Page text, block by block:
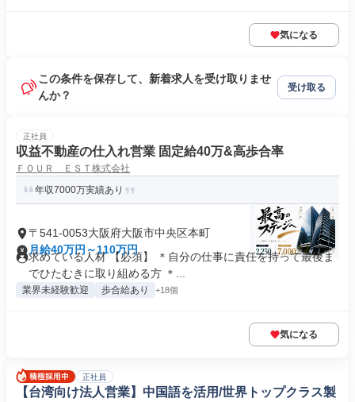
気になる
この条件を保存して、新着求人を受け取りませ
んか？
受け取る
正社員
収益不動産の仕入れ営業 固定給40万&高歩合率
ＦＯＵＲ ＥＳＴ株式会社
年収7000万実績あり
〒541-0053大阪府大阪市中央区本町
月給40万円～110万円
求めている人材 【必須】 ＊自分の仕事に責任を持って最後ま
でひたむきに取り組める方 ＊...
業界未経験歓迎 歩合給あり +18個
気になる
正社員
【台湾向け法人営業】中国語を活用/世界トップクラス製